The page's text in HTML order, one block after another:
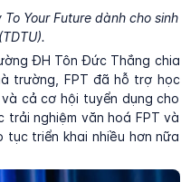
Your Future dành cho sinh
ĐH Tôn Đức Thắng chia
trường, FPT đã hỗ trợ học
cả cơ hội tuyển dụng cho
trải nghiệm văn hoá FPT và
tục triển khai nhiều hơn nữa